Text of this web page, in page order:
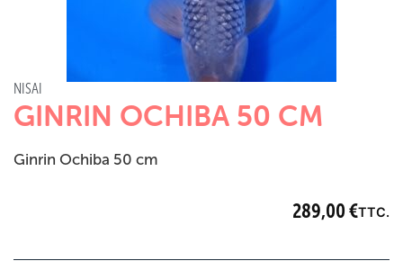
NISAI
GINRIN OCHIBA 50 CM
289,00 €TTC.
Ginrin Ochiba 50 cm